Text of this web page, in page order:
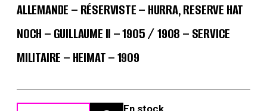
ALLEMANDE – RÉSERVISTE – HURRA, RESERVE HAT
NOCH – GUILLAUME II – 1905 / 1908 – SERVICE
MILITAIRE – HEIMAT – 1909
En stock